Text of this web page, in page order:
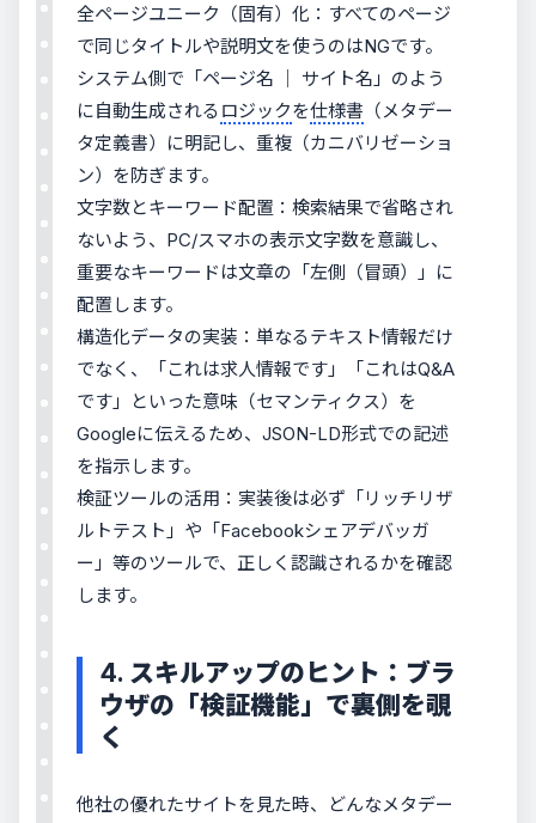
全ページユニーク（固有）化：すべてのページ
で同じタイトルや説明文を使うのはNGです。
システム側で「ページ名 ｜ サイト名」のよう
に自動生成される ロジックを仕様書 （メタデー
タ定義書）に明記し、重複（カニバリゼーショ
ン）を防ぎます。
文字数とキーワード配置：検索結果で省略され
ないよう、PC/スマホの表示文字数を意識し、
重要なキーワードは文章の「左側（冒頭）」に
配置します。
構造化データの実装：単なるテキスト情報だけ
でなく、「これは求人情報です」「これはQ&A
です」といった意味（セマンティクス）を
Googleに伝えるため、JSON-LD形式での記述
を指示します。
検証ツールの活用：実装後は必ず「リッチリザ
ルトテスト」や「Facebookシェアデバッガ
ー」等のツールで、正しく認識されるかを確認
します。
4. スキルアップのヒント：ブラ
ウザの「検証機能」で裏側を覗
く
他社の優れたサイトを見た時、どんなメタデー